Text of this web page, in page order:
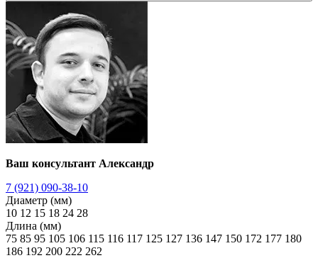
Ваш консультант Александр
7 (921) 090-38-10
Диаметр (мм)
10 12 15 18 24 28
Длина (мм)
75 85 95 105 106 115 116 117 125 127 136 147 150 172 177 180
186 192 200 222 262